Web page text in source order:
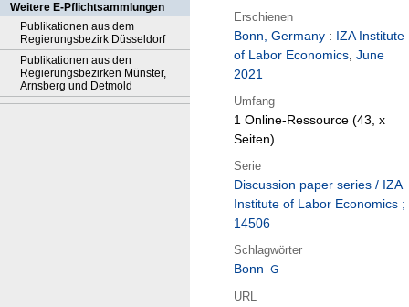
Weitere E-Pflichtsammlungen
Publikationen aus dem
Regierungsbezirk Düsseldorf
Publikationen aus den
Regierungsbezirken Münster,
Arnsberg und Detmold
Erschienen
Bonn, Germany : IZA Institute
of Labor Economics, June
2021
Umfang
1 Online-Ressource (43, x
Seiten)
Serie
Discussion paper series / IZA
Institute of Labor Economics ;
14506
Schlagwörter
Bonn
URL